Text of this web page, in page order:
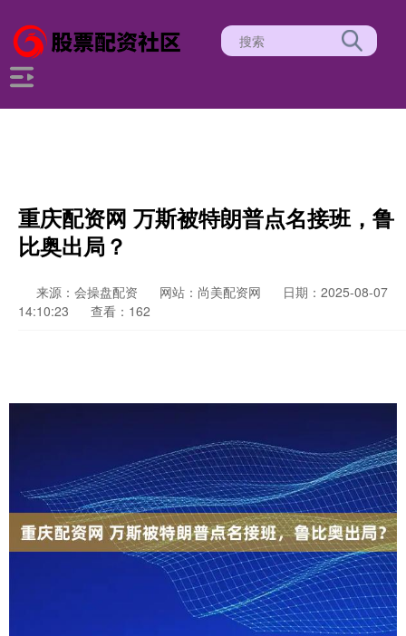
重庆配资网 万斯被特朗普点名接班，鲁
比奥出局？
来源：会操盘配资 网站：尚美配资网
日期：2025-08-07
14:10:23
查看：162